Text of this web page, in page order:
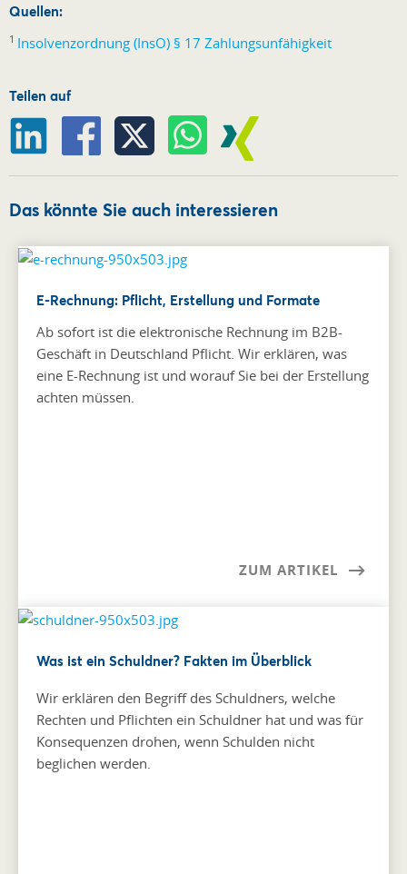
Quellen:
1 Insolvenzordnung (InsO) § 17 Zahlungsunfähigkeit
Teilen auf
Das könnte Sie auch interessieren
E-Rechnung: Pflicht, Erstellung und Formate
Ab sofort ist die elektronische Rechnung im B2B-
Geschäft in Deutschland Pflicht. Wir erklären, was
eine E-Rechnung ist und worauf Sie bei der Erstellung
achten müssen.
ZUM ARTIKEL
Was ist ein Schuldner? Fakten im Überblick
Wir erklären den Begriff des Schuldners, welche
Rechten und Pflichten ein Schuldner hat und was für
Konsequenzen drohen, wenn Schulden nicht
beglichen werden.